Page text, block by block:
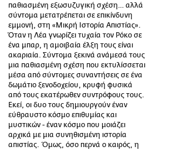
παθιασμένη εξωσυζυγική σχέση… αλλά
σύντομα μετατρέπεται σε επικίνδυνη
εμμονή, στη «Μικρή Ιστορία Απιστίας».
Όταν η Λέα γνωρίζει τυχαία τον Ρόκο σε
ένα μπαρ, η αμοιβαία έλξη τους είναι
ακαριαία. Σύντομα ξεκινά ανάμεσά τους
μια παθιασμένη σχέση που εκτυλίσσεται
μέσα από σύντομες συναντήσεις σε ένα
δωμάτιο ξενοδοχείου, κρυφή φυσικά
από τους εκατέρωθεν συντρόφους τους.
Εκεί, οι δυο τους δημιουργούν έναν
εύθραυστο κόσμο επιθυμίας και
μυστικών - έναν κόσμο που μοιάζει
αρχικά με μια συνηθισμένη ιστορία
απιστίας. Όμως, όσο περνά ο καιρός, η